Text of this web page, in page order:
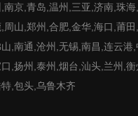
南京,青岛,温州,三亚,济南,珠
周山,郑州,合肥,金华,海口,莆
,南通,沧州,无锡,南昌,连云港
,扬州,泰州,烟台,汕头,兰州,
,包头,乌鲁木齐